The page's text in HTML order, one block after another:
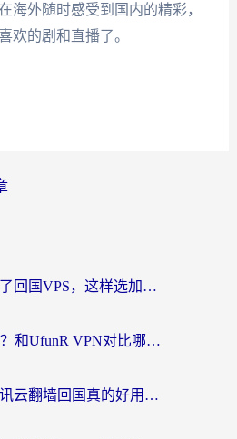
海外随时感受到国内的精彩，
欢的剧和直播了。
海外党必看：除了回国VPS，这样选加速器也能无缝刷国内资源？
迅游VPN好用吗？和UfunR VPN对比哪个回国效果更好？海外党亲测避坑指南
海外党必看：腾讯云翻墙回国真的好用吗？+ 3步选对回国加速器指南